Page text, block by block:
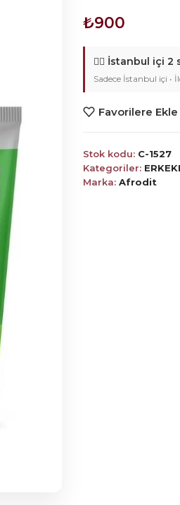
₺900
🚴‍♂️ İstanbul içi 2
Sadece İstanbul içi •
Favorilere Ekle
Stok kodu: C-1527
Kategoriler:
Marka: Afrodit